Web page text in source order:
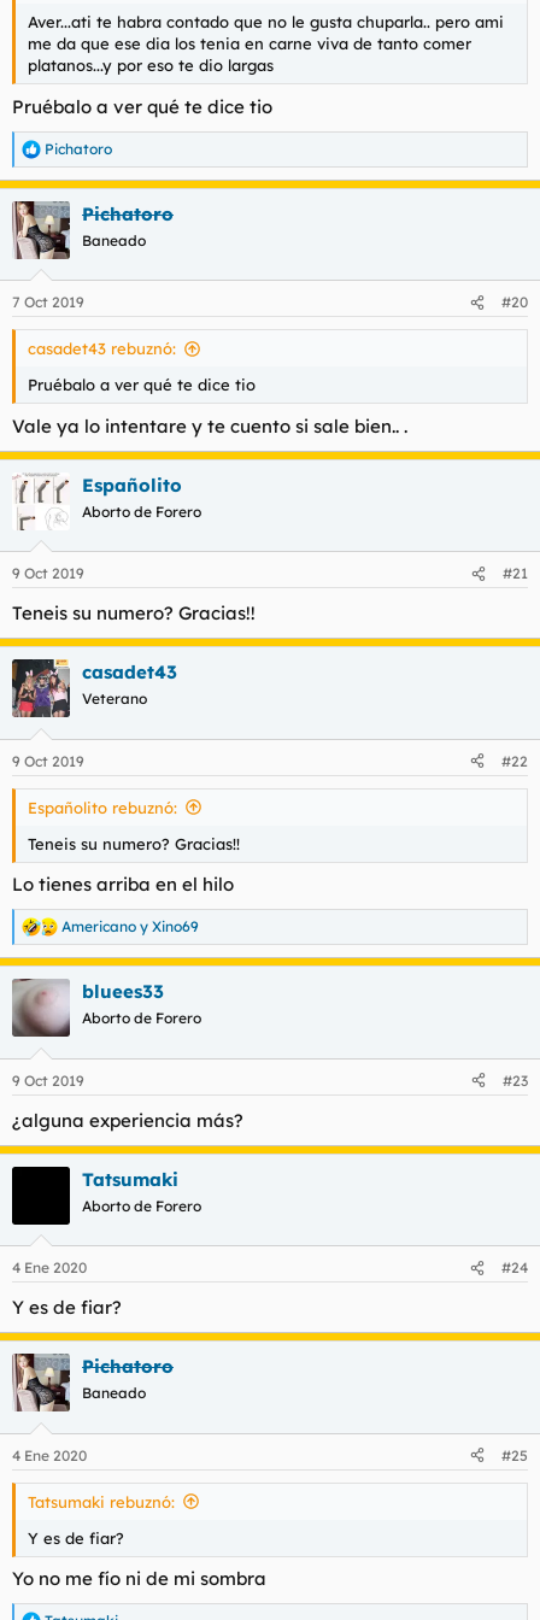
Aver...ati te habra contado que no le gusta chuparla.. pero ami
me da que ese dia los tenia en carne viva de tanto comer
platanos...y por eso te dio largas
Pruébalo a ver qué te dice tio
R
e
a
c
c
i
e
s
Pichatoro
Pichatoro
Baneado
7 Oct 2019 #20
casadet43 rebuznó:
Pruébalo a ver qué te dice tio
Vale ya lo intentare y te cuento si sale bien.. .
Españolito
Aborto de Forero
9 Oct 2019 #21
Teneis su numero? Gracias!!
casadet43
Veterano
9 Oct 2019 #22
Españolito rebuznó:
Teneis su numero? Gracias!!
Lo tienes arriba en el hilo
R
e
a
c
c
i
e
:
Americano y Xino69
bluees33
Aborto de Forero
9 Oct 2019 #23
¿alguna experiencia más?
Tatsumaki
Aborto de Forero
4 Ene 2020 #24
Y es de fiar?
Pichatoro
Baneado
4 Ene 2020 #25
Tatsumaki rebuznó:
Y es de fiar?
Yo no me fío ni de mi sombra